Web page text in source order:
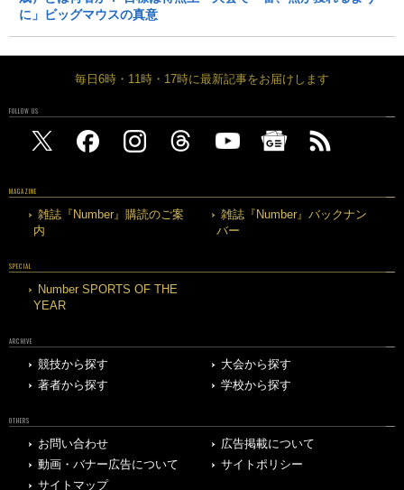
に」ビッグマウスの真意
毎日6時・11時・17時に最新記事をお届けします
FOLLOW US
MAGAZINE
雑誌『Number』購読のご案
内
雑誌『Number』バックナン
バー
SPECIAL
Number SPORTS OF THE
YEAR
ARCHIVE
競技から探す
大会から探す
著者から探す
学校から探す
OTHERS
お問い合わせ
広告掲載について
動画・バナー広告について
サイトポリシー
サイトマップ